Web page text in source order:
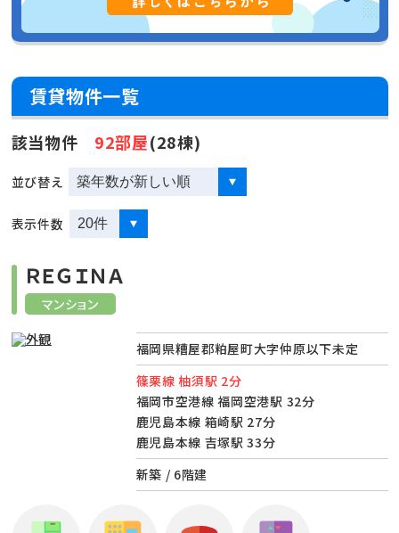
賃貸物件一覧
該当物件 92部屋(28棟)
並び替え
表示件数
マンション
ＲＥＧＩＮＡ
福岡県糟屋郡粕屋町大字仲原以下未定
篠栗線 柚須駅 2分
福岡市空港線 福岡空港駅 32分
鹿児島本線 箱崎駅 27分
鹿児島本線 吉塚駅 33分
新築 / 6階建